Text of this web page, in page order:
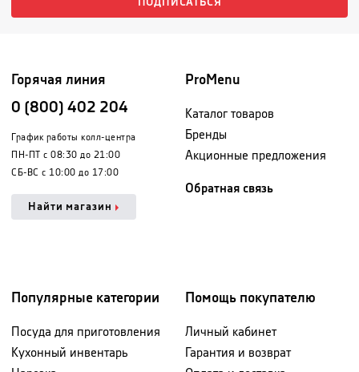
ПОДПИСАТЬСЯ
Горячая линия
0 (800) 402 204
График работы колл-центра
ПН-ПТ с 08:30 до 21:00
СБ-ВС с 10:00 до 17:00
Найти магазин
ProMenu
Каталог товаров
Бренды
Акционные предложения
Обратная связь
Популярные категории
Посуда для приготовления
Кухонный инвентарь
Помощь покупателю
Личный кабинет
Гарантия и возврат